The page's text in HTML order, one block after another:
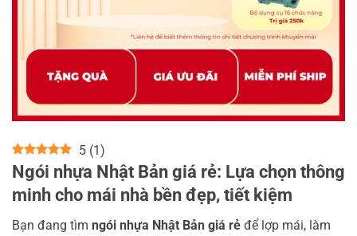
5 (1)
Ngói nhựa Nhật Bản giá rẻ: Lựa chọn thông
minh cho mái nhà bền đẹp, tiết kiệm
Bạn đang tìm ngói nhựa Nhật Bản giá rẻ để lợp mái, làm